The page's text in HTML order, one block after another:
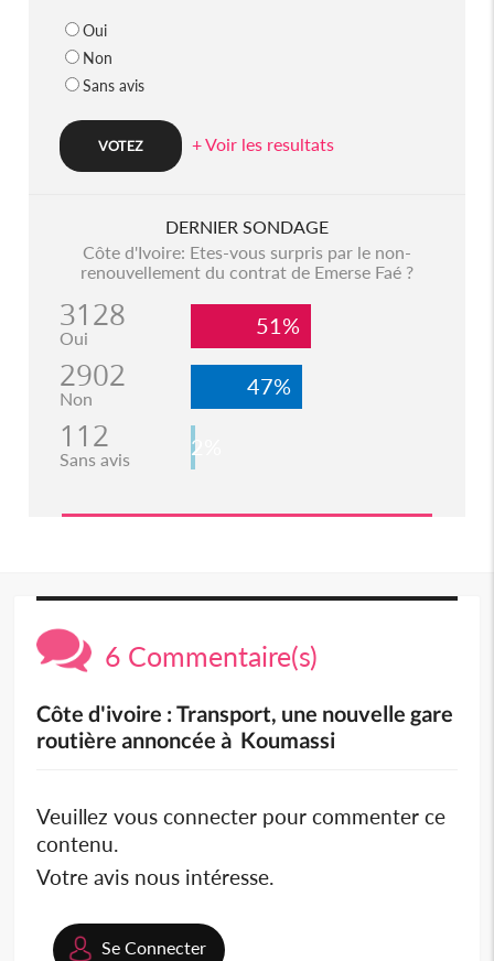
Oui
Non
Sans avis
+ Voir les resultats
DERNIER SONDAGE
Côte d'Ivoire: Etes-vous surpris par le non-
renouvellement du contrat de Emerse Faé ?
3128
Oui 51%
2902
Non 47%
112
Sans avis 2%
6 Commentaire(s)
Côte d'ivoire : Transport, une nouvelle gare
routière annoncée à Koumassi
Veuillez vous connecter pour commenter ce
contenu.
Votre avis nous intéresse.
Se Connecter